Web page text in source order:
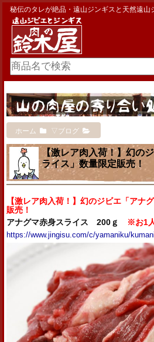
秘伝のタレが絶品・遠山ジンギスと天然遠山
ホーム ▽ブログ
【激レア肉入荷！】幻の
ライス」数量限定販売！
【激レア肉入荷！】幻のジビエ「アナ
販売！
アナグマ赤身スライス 200ｇ
※お1
https://www.jingisu.com/c/yamaniku/